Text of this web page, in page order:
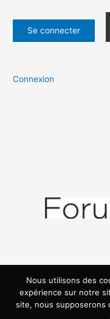
Connexion
Nous utilisons des
expérience sur notre
site, nous supposerons